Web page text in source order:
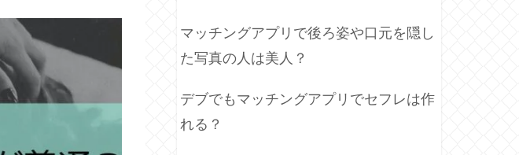
マッチングアプリで後ろ姿や口元を隠し
た写真の人は美人？
デブでもマッチングアプリでセフレは作
れる？